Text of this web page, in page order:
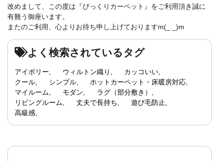
改めまして、この度は『びっくりカーペット』をご利用頂き誠に
有難う御座います。
またのご利用、心よりお待ち申し上げておりますm(_ _)m
よく検索されているタグ
アイボリー ウィルトン織り
カッコいい
クール
シンプル
ホットカーペット・床暖房対応
マイルーム
モダン
ラグ（部分敷き）
リビングルーム
丈夫で長持ち
遊び毛防止
高級感